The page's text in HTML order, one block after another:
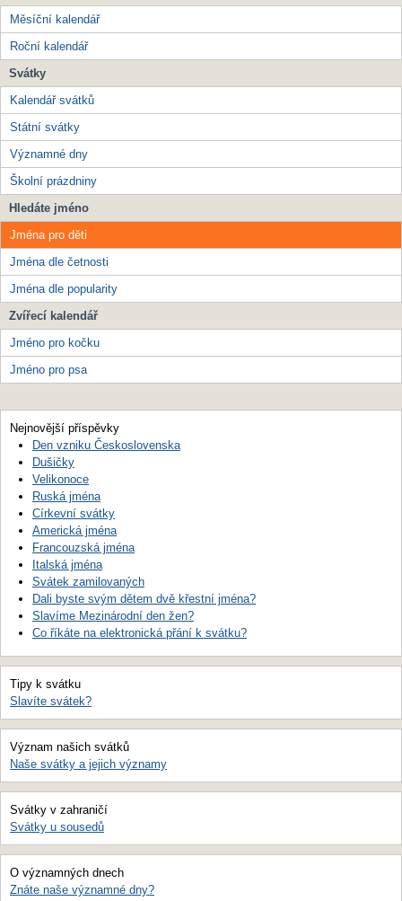
Měsíční kalendář
Roční kalendář
Svátky
Kalendář svátků
Státní svátky
Významné dny
Školní prázdniny
Hledáte jméno
Jména pro děti
Jména dle četnosti
Jména dle popularity
Zvířecí kalendář
Jméno pro kočku
Jméno pro psa
Nejnovější příspěvky
Den vzniku Československa
Dušičky
Velikonoce
Ruská jména
Církevní svátky
Americká jména
Francouzská jména
Italská jména
Svátek zamilovaných
Dali byste svým dětem dvě křestní jména?
Slavíme Mezinárodní den žen?
Co říkáte na elektronická přání k svátku?
Tipy k svátku
Slavíte svátek?
Význam našich svátků
Naše svátky a jejich významy
Svátky v zahraničí
Svátky u sousedů
O významných dnech
Znáte naše významné dny?